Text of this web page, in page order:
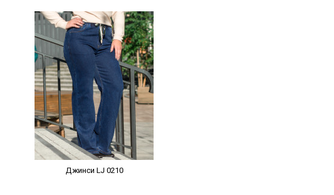
Наклейки Варіант з %
Джинси LJ 0210